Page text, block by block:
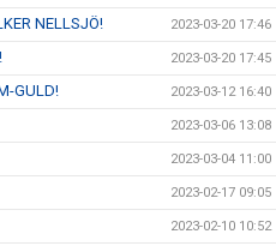
NELLSJÖ! 2023-03-20 17:46
2023-03-20 17:45
GULD! 2023-03-12 16:40
2023-03-06 13:08
2023-03-04 11:00
2023-02-17 09:05
2023-02-10 10:52